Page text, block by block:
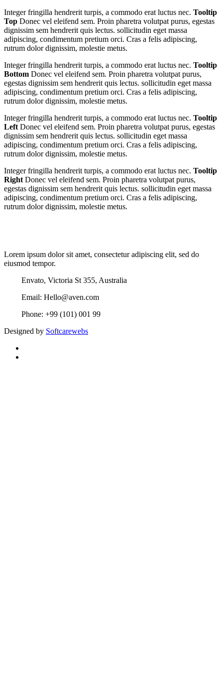
Integer fringilla hendrerit turpis, a commodo erat luctus nec. Tooltip
Top Donec vel eleifend sem. Proin pharetra volutpat purus, egestas
dignissim sem hendrerit quis lectus. sollicitudin eget massa
adipiscing, condimentum pretium orci. Cras a felis adipiscing,
rutrum dolor dignissim, molestie metus.
Integer fringilla hendrerit turpis, a commodo erat luctus nec. Tooltip
Bottom Donec vel eleifend sem. Proin pharetra volutpat purus,
egestas dignissim sem hendrerit quis lectus. sollicitudin eget massa
adipiscing, condimentum pretium orci. Cras a felis adipiscing,
rutrum dolor dignissim, molestie metus.
Integer fringilla hendrerit turpis, a commodo erat luctus nec. Tooltip
Left Donec vel eleifend sem. Proin pharetra volutpat purus, egestas
dignissim sem hendrerit quis lectus. sollicitudin eget massa
adipiscing, condimentum pretium orci. Cras a felis adipiscing,
rutrum dolor dignissim, molestie metus.
Integer fringilla hendrerit turpis, a commodo erat luctus nec. Tooltip
Right Donec vel eleifend sem. Proin pharetra volutpat purus,
egestas dignissim sem hendrerit quis lectus. sollicitudin eget massa
adipiscing, condimentum pretium orci. Cras a felis adipiscing,
rutrum dolor dignissim, molestie metus.
Lorem ipsum dolor sit amet, consectetur adipiscing elit, sed do
eiusmod tempor.
Envato, Victoria St 355, Australia
Email: Hello@aven.com
Phone: +99 (101) 001 99
Designed by Softcarewebs